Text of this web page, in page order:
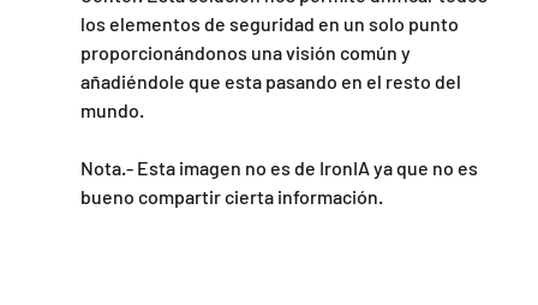
los elementos de seguridad en un solo punto
proporcionándonos una visión común y
añadiéndole que esta pasando en el resto del
mundo.
Nota.- Esta imagen no es de IronIA ya que no es
bueno compartir cierta información.